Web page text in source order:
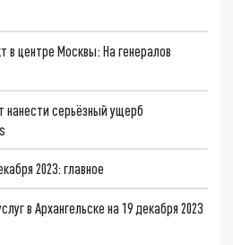
в центре Москвы: На генералов
серьёзный ущерб
2023: главное
в Архангельске на 19 декабря 2023